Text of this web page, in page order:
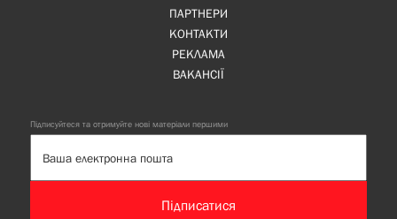
ПАРТНЕРИ
КОНТАКТИ
РЕКЛАМА
ВАКАНСІЇ
Підписуйтеся та отримуйте нові матеріали першими
Підписатися